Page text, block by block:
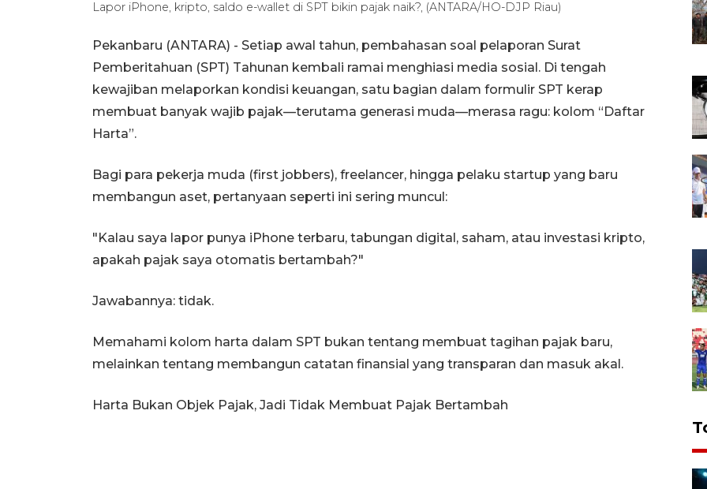
Lapor iPhone, kripto, saldo e-wallet di SPT bikin pajak naik?, (ANTARA/HO-DJP Riau)
Pekanbaru (ANTARA) - Setiap awal tahun, pembahasan soal pelaporan Surat
Pemberitahuan (SPT) Tahunan kembali ramai menghiasi media sosial. Di tengah
kewajiban melaporkan kondisi keuangan, satu bagian dalam formulir SPT kerap
membuat banyak wajib pajak—terutama generasi muda—merasa ragu: kolom “Daftar
Harta”.
Bagi para pekerja muda (first jobbers), freelancer, hingga pelaku startup yang baru
membangun aset, pertanyaan seperti ini sering muncul:
"Kalau saya lapor punya iPhone terbaru, tabungan digital, saham, atau investasi kripto,
apakah pajak saya otomatis bertambah?"
Jawabannya: tidak.
Memahami kolom harta dalam SPT bukan tentang membuat tagihan pajak baru,
melainkan tentang membangun catatan finansial yang transparan dan masuk akal.
Harta Bukan Objek Pajak, Jadi Tidak Membuat Pajak Bertambah